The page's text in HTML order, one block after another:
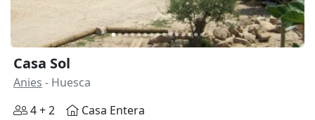
Casa Sol
Anies - Huesca
4 + 2
Casa Entera